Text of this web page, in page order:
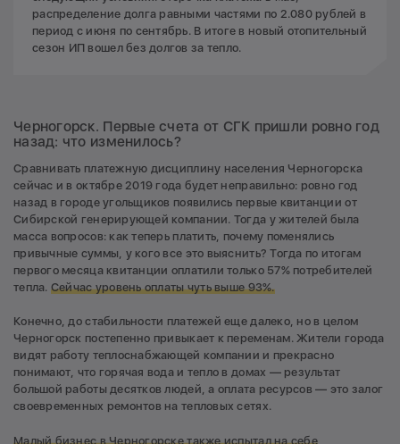
распределение долга равными частями по 2.080 рублей в
период с июня по сентябрь. В итоге в новый отопительный
сезон ИП вошел без долгов за тепло.
Черногорск. Первые счета от СГК пришли ровно год
назад: что изменилось?
Сравнивать платежную дисциплину населения Черногорска
сейчас и в октябре 2019 года будет неправильно: ровно год
назад в городе угольщиков появились первые квитанции от
Сибирской генерирующей компании. Тогда у жителей была
масса вопросов: как теперь платить, почему поменялись
привычные суммы, у кого все это выяснить? Тогда по итогам
первого месяца квитанции оплатили только 57% потребителей
тепла. Сейчас уровень оплаты чуть выше 93%.
Конечно, до стабильности платежей еще далеко, но в целом
Черногорск постепенно привыкает к переменам. Жители города
видят работу теплоснабжающей компании и прекрасно
понимают, что горячая вода и тепло в домах — результат
большой работы десятков людей, а оплата ресурсов — это залог
своевременных ремонтов на тепловых сетях.
Малый бизнес в Черногорске также испытал на себе